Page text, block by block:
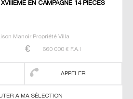
EN CAMPAGNE 14 PIECES
Manoir Propriété Villa
660 000 € F.A.I
APPELER
A MA SÉLECTION